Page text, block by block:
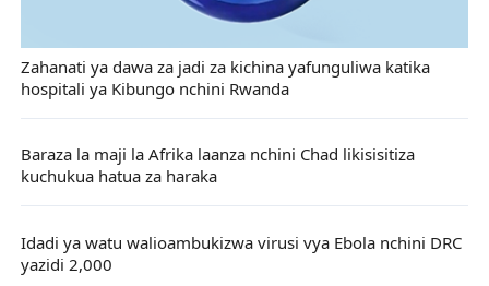
Zahanati ya dawa za jadi za kichina yafunguliwa katika
hospitali ya Kibungo nchini Rwanda
Baraza la maji la Afrika laanza nchini Chad likisisitiza
kuchukua hatua za haraka
Idadi ya watu walioambukizwa virusi vya Ebola nchini DRC
yazidi 2,000